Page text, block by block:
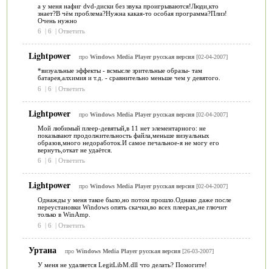
а у меня нафиг dvd-диски без звука проигрываются!Люди,кто
знает?В чём проблема?Нужна какая-то особая программа?Плиз!
Очень нужно
6
| 6 | Ответить
Lightpower про Windows Media Player русская версия[02-04-2007]
*визуальные эффекты - всмысле зрительные образы- там
батарея,алхимия и т.д. - сравнительно меньше чем у девятого.
6
| 6 | Ответить
Lightpower про Windows Media Player русская версия[02-04-2007]
Мой любимый плеер-девятый,в 11 нет элементарного: не
показывают продолжительность файла,меньше визуальных
образов,много недоработок.И самое печальное-я не могу его
вернуть,откат не удаётся.
6
| 6 | Ответить
Lightpower про Windows Media Player русская версия[02-04-2007]
Однажды у меня такое было,но потом прошло.Однако даже после
переустановки Windows опять скачки,во всех плеерах,не глючит
только в WinAmp.
6
| 6 | Ответить
Уртана про Windows Media Player русская версия[26-03-2007]
У меня не удаляется LegitLibM.dll что делать? Помогите!